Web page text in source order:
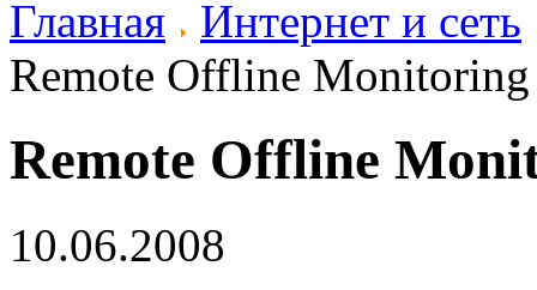
Главная
Интернет и сеть
Remote Offline Monitoring
Remote Offline
10.06.2008